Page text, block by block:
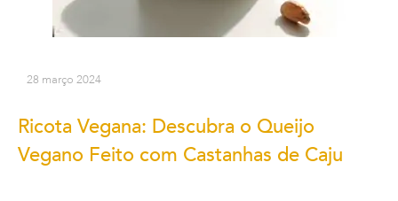
28 março 2024
Ricota Vegana: Descubra o Queijo
Vegano Feito com Castanhas de Caju